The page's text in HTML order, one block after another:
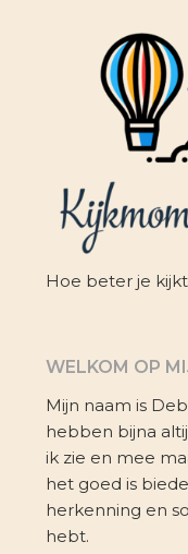
Hoe beter je
WELKOM OP
Mijn naam is
hebben bijna
ik zie en mee
het goed is
herkenning en
hebt.